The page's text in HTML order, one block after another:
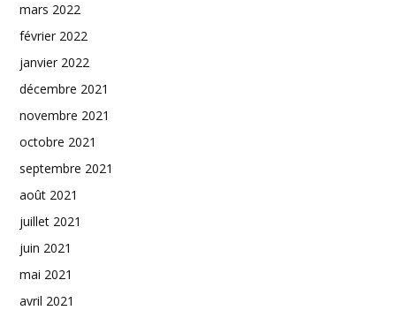
mars 2022
février 2022
janvier 2022
décembre 2021
novembre 2021
octobre 2021
septembre 2021
août 2021
juillet 2021
juin 2021
mai 2021
avril 2021